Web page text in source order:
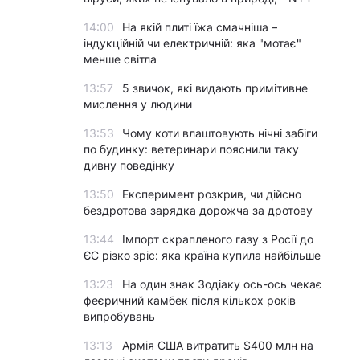
14:00
На якій плиті їжа смачніша –
індукційній чи електричній: яка "мотає"
менше світла
13:57
5 звичок, які видають примітивне
мислення у людини
13:53
Чому коти влаштовують нічні забіги
по будинку: ветеринари пояснили таку
дивну поведінку
13:50
Експеримент розкрив, чи дійсно
бездротова зарядка дорожча за дротову
13:44
Імпорт скрапленого газу з Росії до
ЄС різко зріс: яка країна купила найбільше
13:23
На один знак Зодіаку ось-ось чекає
феєричний камбек після кількох років
випробувань
13:13
Армія США витратить $400 млн на